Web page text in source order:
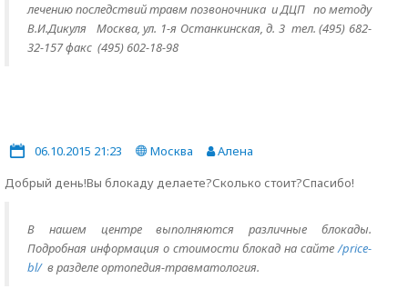
лечению последствий травм позвоночника и ДЦП по методу
В.И.Дикуля Москва, ул. 1-я Останкинская, д. 3 тел. (495) 682-
32-157 факс (495) 602-18-98
06.10.2015 21:23 Москва
Алена
Добрый день!Вы блокаду делаете?Сколько стоит?Спасибо!
В нашем центре выполняются различные блокады.
Подробная информация о стоимости блокад на сайте/price-
bl/в разделе ортопедия-травматология.